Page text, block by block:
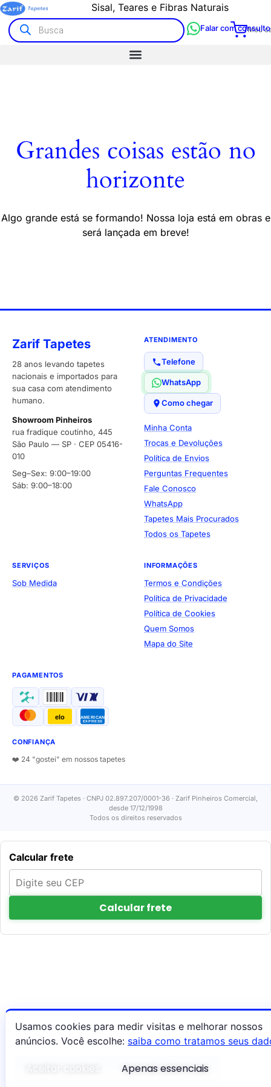
Sisal, Teares e Fibras Naturais
Meu
Falar com
Grandes coisas estão no
horizonte
Algo grande está se formando! Nossa loja está em obras e
será lançada em breve!
Zarif Tapetes
28 anos levando tapetes
nacionais e importados para
sua casa com atendimento
humano.
Showroom Pinheiros
rua fradique coutinho, 445
São Paulo — SP · CEP 05416-
010
Seg–Sex: 9:00–19:00
Sáb: 9:00–18:00
ATENDIMENTO
Telefone
WhatsApp
Como chegar
Minha Conta
Trocas e Devoluções
Política de Envios
Perguntas Frequentes
Fale Conosco
WhatsApp
Tapetes Mais Procurados
Todos os Tapetes
SERVIÇOS
Sob Medida
INFORMAÇÕES
Termos e Condições
Política de Privacidade
Política de Cookies
Quem Somos
Mapa do Site
PAGAMENTOS
elo AMERICAN
EXPRESS
CONFIANÇA
❤️ 24 "gostei" em nossos tapetes
© 2026 Zarif Tapetes · CNPJ 02.897.207/0001-36 · Zarif Pinheiros Comercial,
desde 17/12/1998
Todos os direitos reservados
Calcular frete
Calcular frete
Usamos cookies para medir visitas e melhorar nossos
anúncios. Você escolhe: saiba como tratamos seus
Apenas essenciais